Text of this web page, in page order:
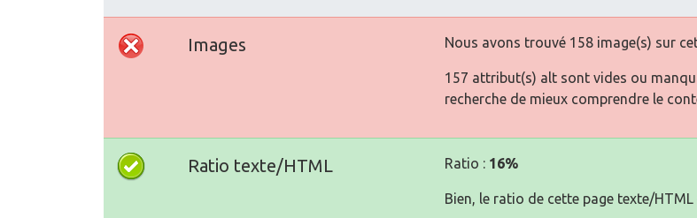
Images Nous avons trouvé 158 image(s) sur
157 attribut(s) alt sont vides ou
recherche de mieux comprendre le
Ratio texte/HTML Ratio : 16%
Bien, le ratio de cette page texte/